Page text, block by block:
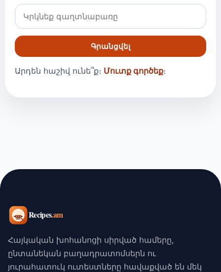
Գրանցվել
Արդեն հաշիվ ունե՞ք։ Մուտք գործեք։
Հայկական խոհանոցի սիրված համերը,
ընտանեկան բաղադրատոմսերն ու
յուրահատուկ ուտեստները հավաքված են մեկ